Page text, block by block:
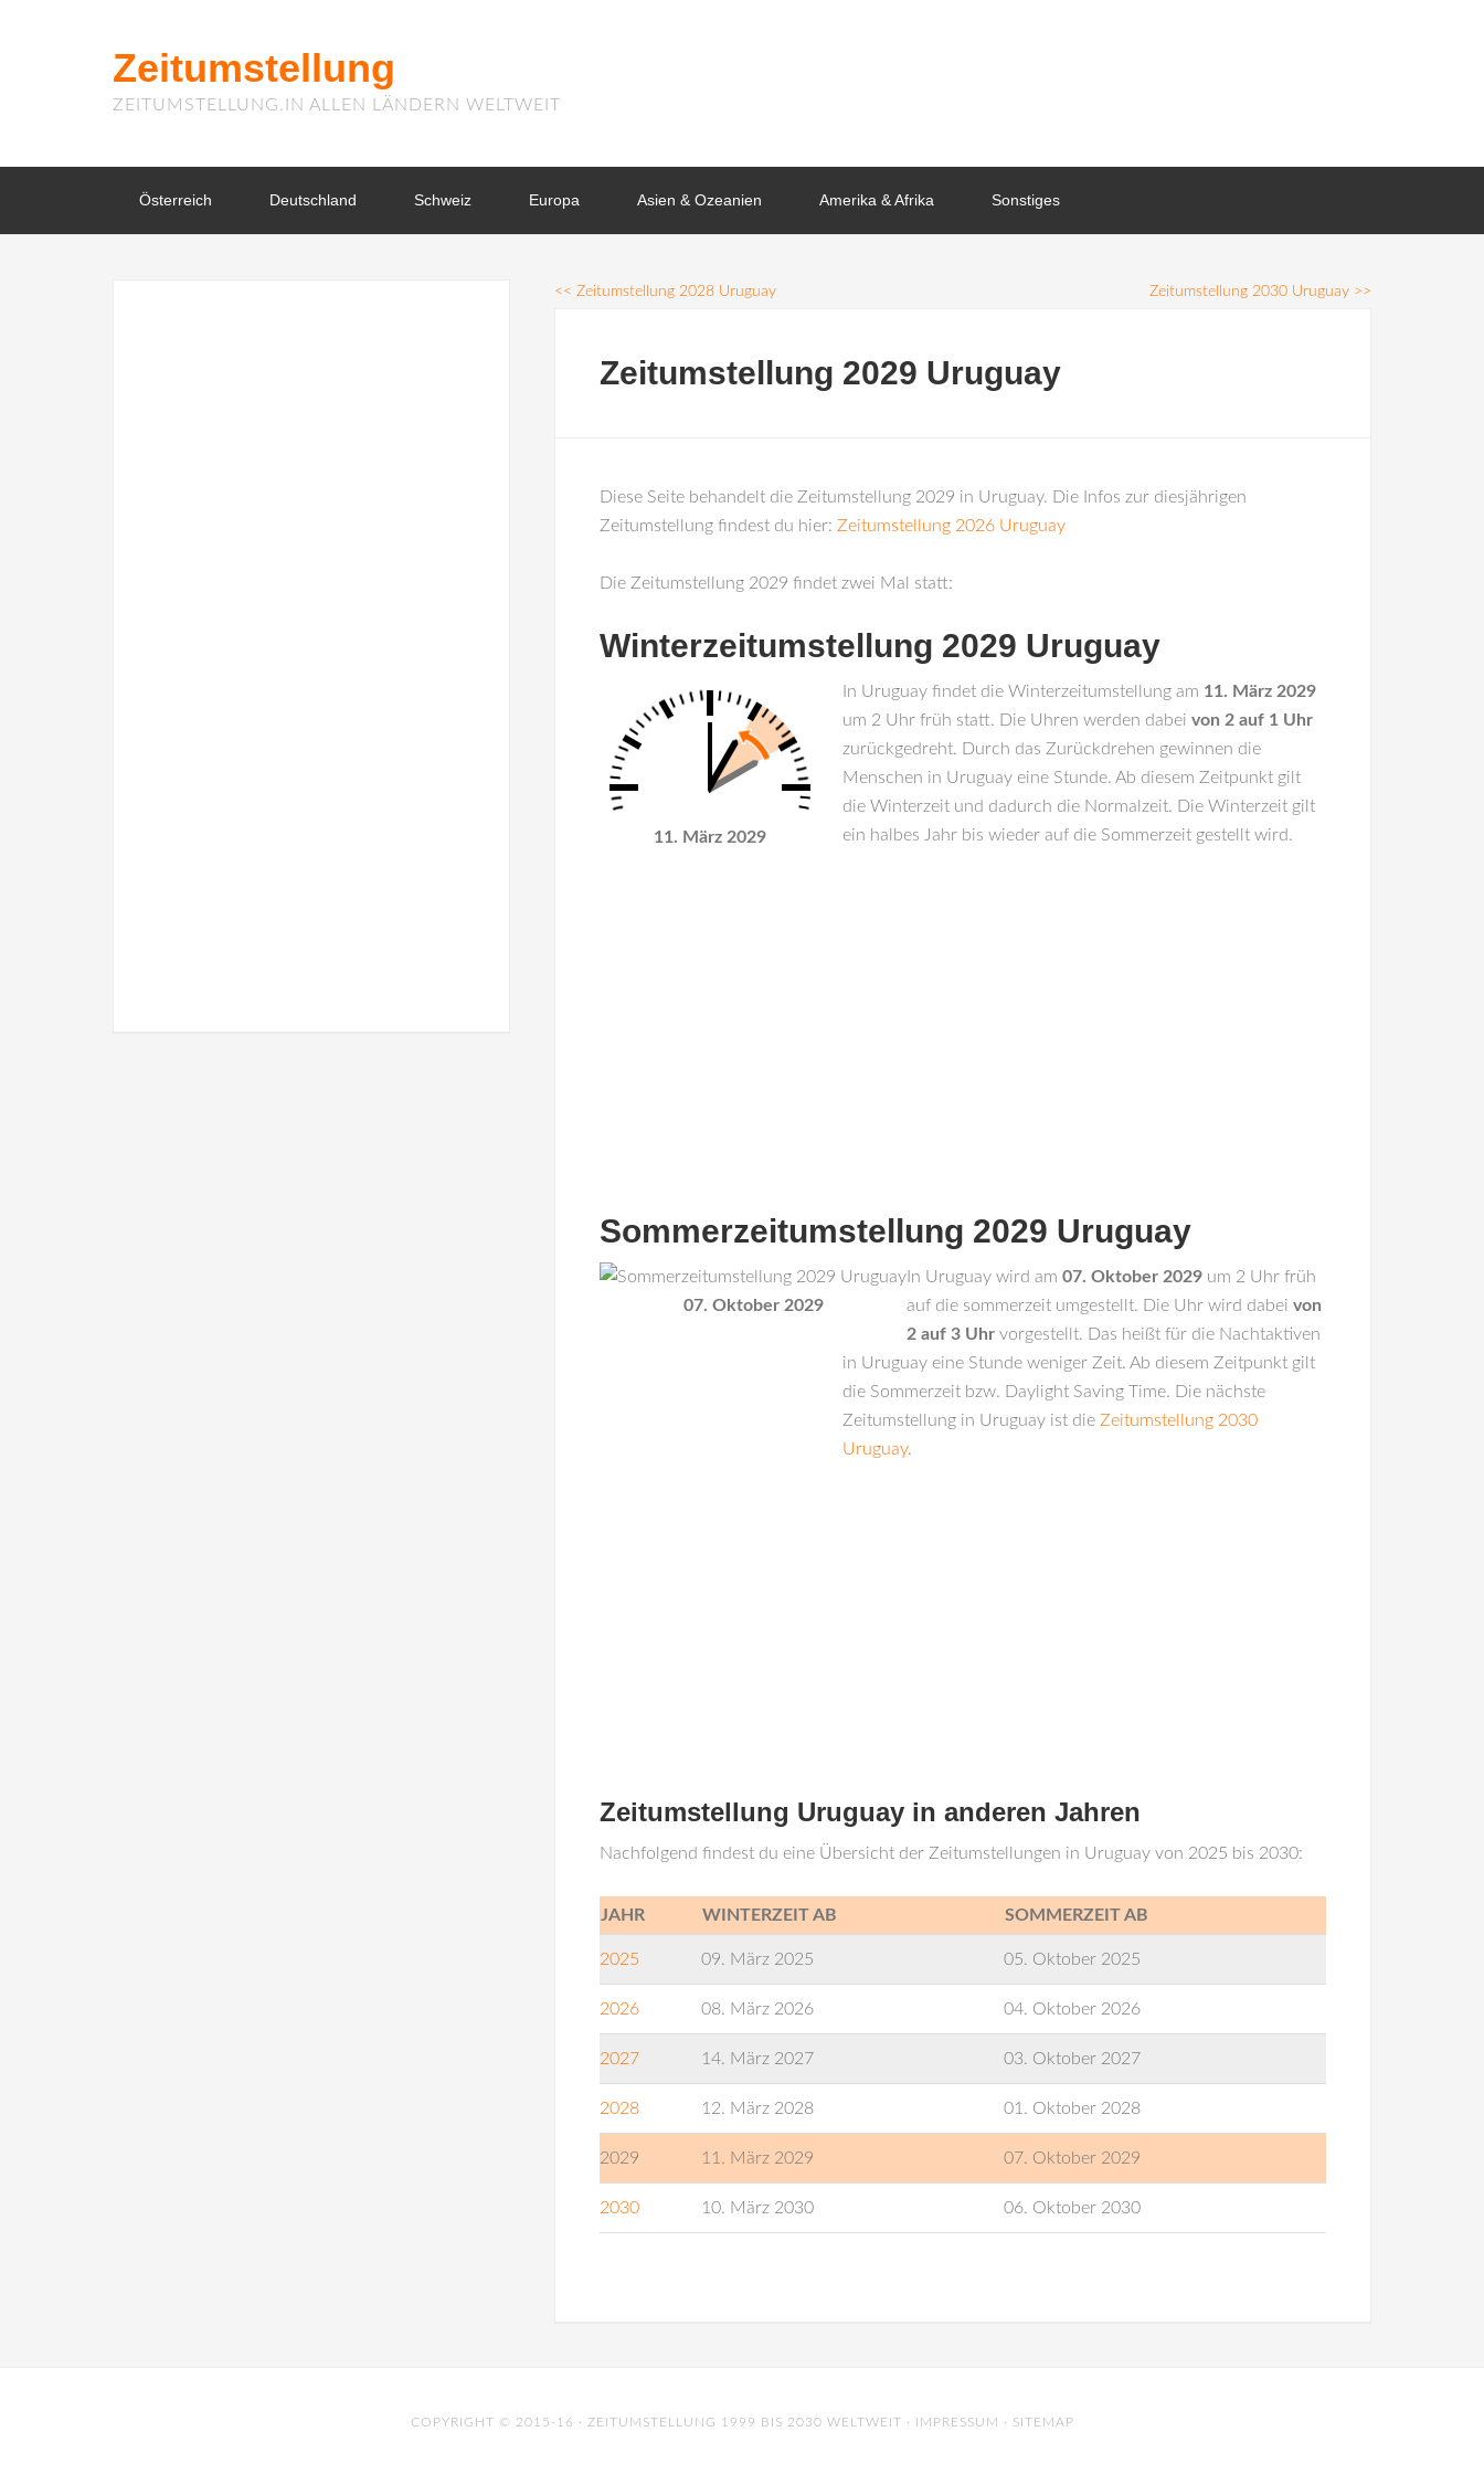
Zeitumstellung
ZEITUMSTELLUNG.IN ALLEN LÄNDERN WELTWEIT
Österreich Deutschland Schweiz Europa Asien & Ozeanien Amerika & Afrika Sonstiges
<< Zeitumstellung 2028 Uruguay >>
Zeitumstellung 2030 Uruguay
Zeitumstellung 2029 Uruguay
Diese Seite behandelt die Zeitumstellung 2029 in Uruguay. Die Infos zur diesjährigen
Zeitumstellung findest du hier: Zeitumstellung 2026 Uruguay
Die Zeitumstellung 2029 findet zwei Mal statt:
Winterzeitumstellung 2029 Uruguay
11. März 2029
In Uruguay findet die Winterzeitumstellung am 11. März 2029
um 2 Uhr früh statt. Die Uhren werden dabei von 2 auf 1 Uhr
zurückgedreht. Durch das Zurückdrehen gewinnen die
Menschen in Uruguay eine Stunde. Ab diesem Zeitpunkt gilt
die Winterzeit und dadurch die Normalzeit. Die Winterzeit gilt
ein halbes Jahr bis wieder auf die Sommerzeit gestellt wird.
Sommerzeitumstellung 2029 Uruguay
07. Oktober 2029
In Uruguay wird am 07. Oktober 2029 um 2 Uhr früh
auf die sommerzeit umgestellt. Die Uhr wird dabei von
2 auf 3 Uhr vorgestellt. Das heißt für die Nachtaktiven
in Uruguay eine Stunde weniger Zeit. Ab diesem Zeitpunkt gilt
die Sommerzeit bzw. Daylight Saving Time. Die nächste
Zeitumstellung in Uruguay ist die Zeitumstellung 2030
Uruguay.
Zeitumstellung Uruguay in anderen Jahren
Nachfolgend findest du eine Übersicht der Zeitumstellungen in Uruguay von 2025 bis 2030:
JAHR WINTERZEIT AB SOMMERZEIT AB
2025 09. März 2025 05. Oktober 2025
2026 08. März 2026 04. Oktober 2026
2027 14. März 2027 03. Oktober 2027
2028 12. März 2028 01. Oktober 2028
2029 11. März 2029 07. Oktober 2029
2030 10. März 2030 06. Oktober 2030
COPYRIGHT © 2015-16 · ZEITUMSTELLUNG 1999 BIS 2030 WELTWEIT · IMPRESSUM · SITEMAP